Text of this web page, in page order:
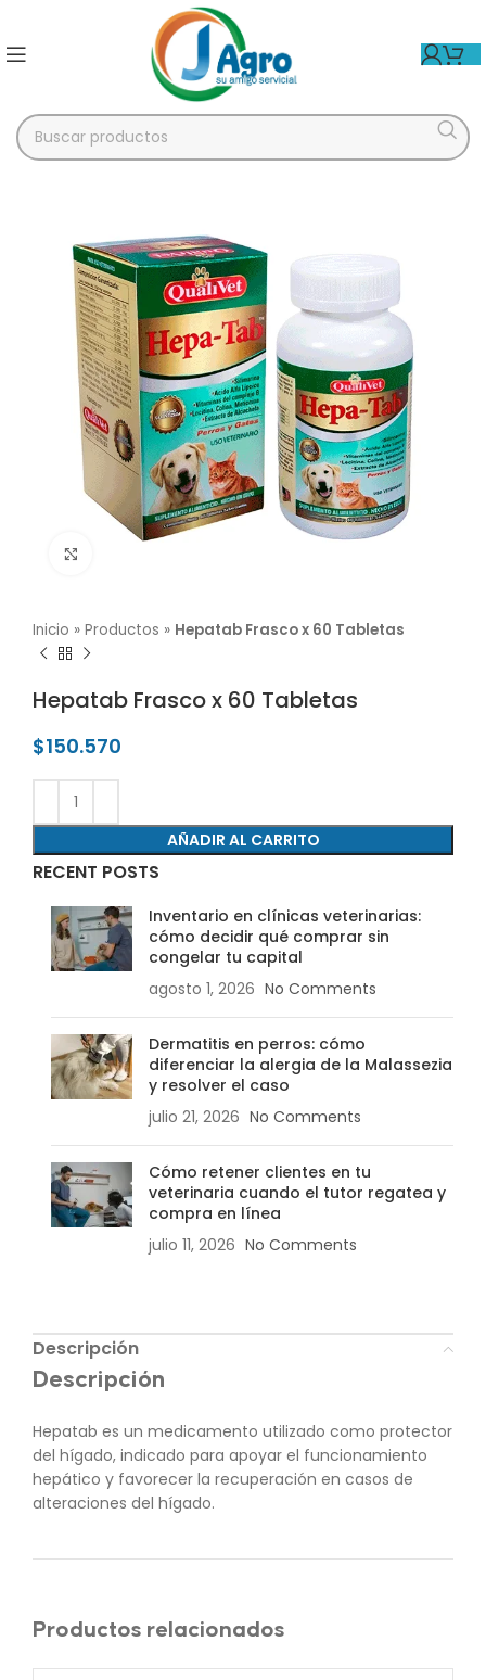
Inicio » Productos » Hepatab Frasco x 60 Tabletas
Hepatab Frasco x 60 Tabletas
$150.570
AÑADIR AL CARRITO
RECENT POSTS
Inventario en clínicas veterinarias:
cómo decidir qué comprar sin
congelar tu capital
agosto 1, 2026 No Comments
Dermatitis en perros: cómo
diferenciar la alergia de la Malassezia
y resolver el caso
julio 21, 2026 No Comments
Cómo retener clientes en tu
veterinaria cuando el tutor regatea y
compra en línea
julio 11, 2026 No Comments
Descripción
Descripción
Hepatab es un medicamento utilizado como protector
del hígado, indicado para apoyar el funcionamiento
hepático y favorecer la recuperación en casos de
alteraciones del hígado.
Productos relacionados